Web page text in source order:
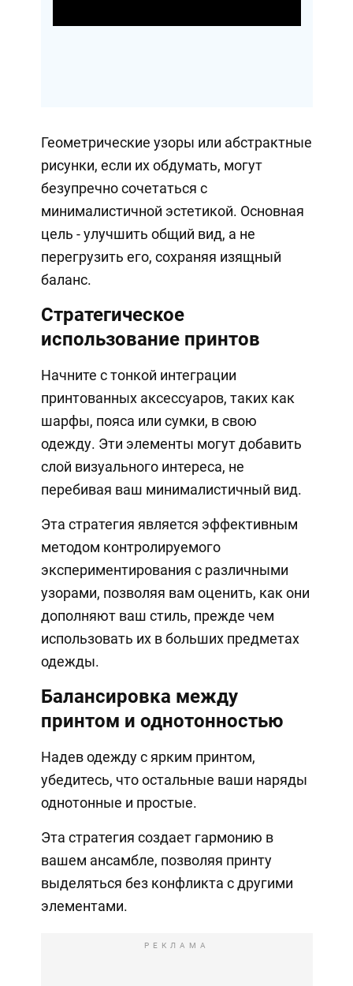
Геометрические узоры или абстрактные
рисунки, если их обдумать, могут
безупречно сочетаться с
минималистичной эстетикой. Основная
цель - улучшить общий вид, а не
перегрузить его, сохраняя изящный
баланс.
Стратегическое
использование принтов
Начните с тонкой интеграции
принтованных аксессуаров, таких как
шарфы, пояса или сумки, в свою
одежду. Эти элементы могут добавить
слой визуального интереса, не
перебивая ваш минималистичный вид.
Эта стратегия является эффективным
методом контролируемого
экспериментирования с различными
узорами, позволяя вам оценить, как они
дополняют ваш стиль, прежде чем
использовать их в больших предметах
одежды.
Балансировка между
принтом и однотонностью
Надев одежду с ярким принтом,
убедитесь, что остальные ваши наряды
однотонные и простые.
Эта стратегия создает гармонию в
вашем ансамбле, позволяя принту
выделяться без конфликта с другими
элементами.
РЕКЛАМА